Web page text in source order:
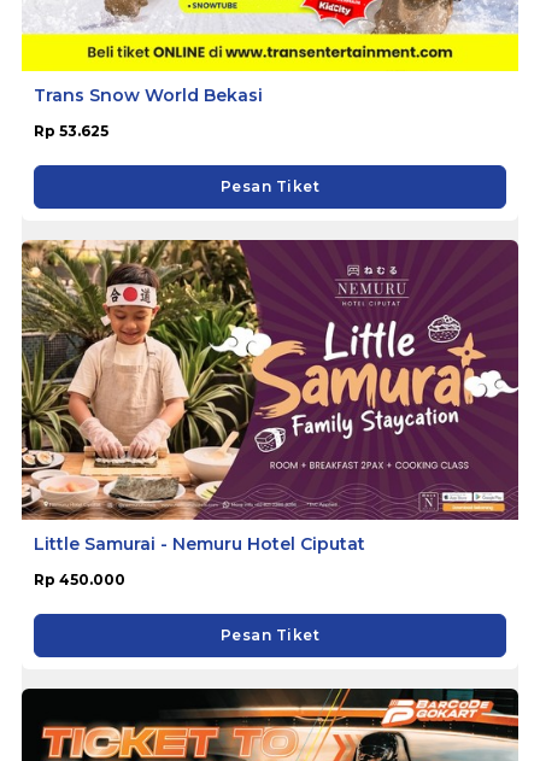
Trans Snow World Bekasi
Rp 53.625
Pesan Tiket
Little Samurai - Nemuru Hotel Ciputat
Rp 450.000
Pesan Tiket